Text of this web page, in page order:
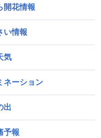
開花情報
い情報
気
ネーション
出
予報